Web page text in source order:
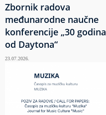
Zbornik radova
međunarodne naučne
konferencije „30 godina
od Daytona“
23.07.2026.